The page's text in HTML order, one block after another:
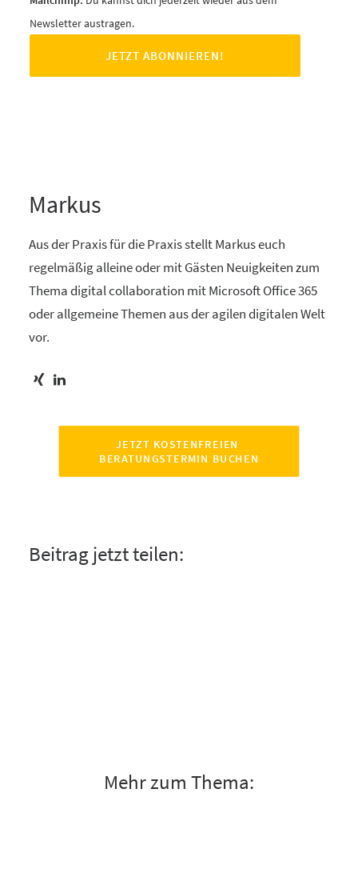
Newsletter austragen.
Markus
Aus der Praxis für die Praxis stellt Markus euch
regelmäßig alleine oder mit Gästen Neuigkeiten zum
Thema digital collaboration mit Microsoft Office 365
oder allgemeine Themen aus der agilen digitalen Welt
vor.
JETZT KOSTENFREIEN
BERATUNGSTERMIN BUCHEN
Beitrag jetzt teilen:
Mehr zum Thema: